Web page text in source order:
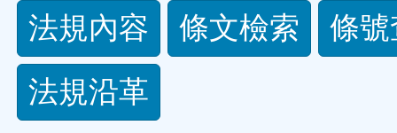
法
規
功
法規內容 條文檢索
條
法規沿革